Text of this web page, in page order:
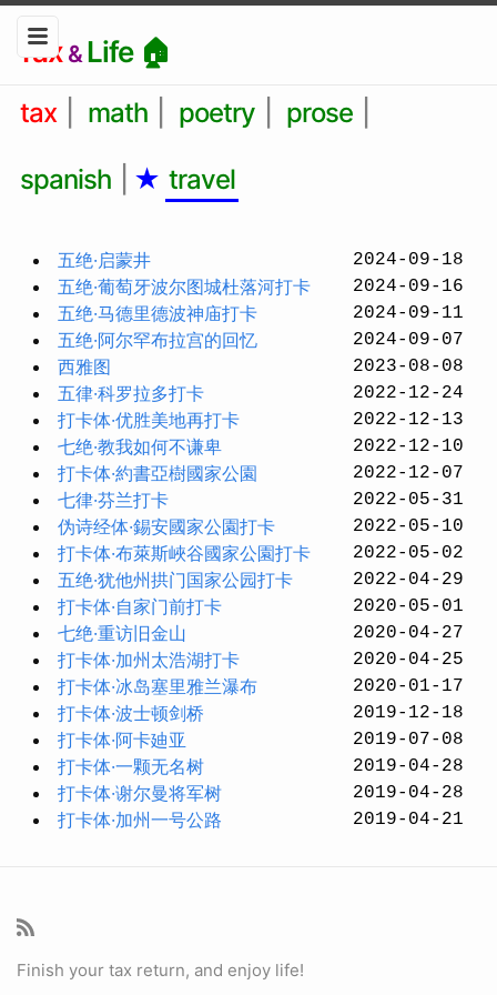
Tax &Life 🏠
tax math poetry prose
spanish ★ travel
五绝·启蒙井 2024-09-18
五绝·葡萄牙波尔图城杜落河打卡 2024-09-16
五绝·马德里德波神庙打卡 2024-09-11
五绝·阿尔罕布拉宫的回忆 2024-09-07
西雅图 2023-08-08
五律·科罗拉多打卡 2022-12-24
打卡体·优胜美地再打卡 2022-12-13
七绝·教我如何不谦卑 2022-12-10
打卡体·約書亞樹國家公園 2022-12-07
七律·芬兰打卡 2022-05-31
伪诗经体·錫安國家公園打卡 2022-05-10
打卡体·布萊斯峽谷國家公園打卡 2022-05-02
五绝·犹他州拱门国家公园打卡 2022-04-29
打卡体·自家门前打卡 2020-05-01
七绝·重访旧金山 2020-04-27
打卡体·加州太浩湖打卡 2020-04-25
打卡体·冰岛塞里雅兰瀑布 2020-01-17
打卡体·波士顿剑桥 2019-12-18
打卡体·阿卡廸亚 2019-07-08
打卡体·一颗无名树 2019-04-28
打卡体·谢尔曼将军树 2019-04-28
打卡体·加州一号公路 2019-04-21
Finish your tax return, and enjoy life!